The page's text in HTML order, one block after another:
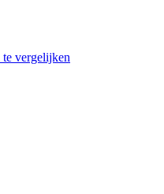
te vergelijken